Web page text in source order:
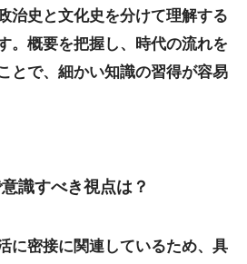
治史と文化史を分けて理解する
。概要を把握し、時代の流れを
とで、細かい知識の習得が容易
識すべき視点は？
に密接に関連しているため、具